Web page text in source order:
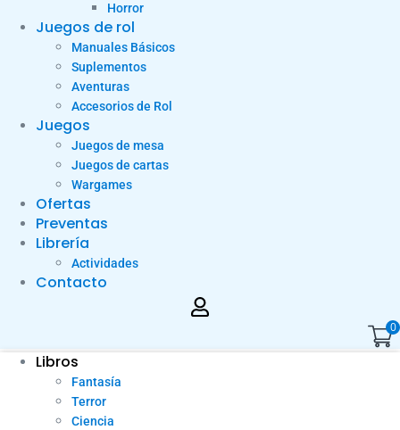
Horror
Juegos de rol
Manuales Básicos
Suplementos
Aventuras
Accesorios de Rol
Juegos
Juegos de mesa
Juegos de cartas
Wargames
Ofertas
Preventas
Librería
Actividades
Contacto
0
Libros
Fantasía
Terror
Ciencia